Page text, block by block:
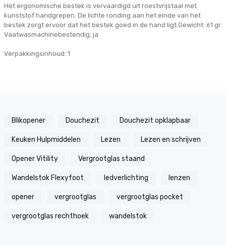
Het ergonomische bestek is vervaardigd uit roestvrijstaal met
kunststof handgrepen. De lichte ronding aan het einde van het
bestek zorgt ervoor dat het bestek goed in de hand ligt.Gewicht: 61 gr
Vaatwasmachinebestendig: ja
Verpakkingsinhoud: 1
Blikopener Douchezit Douchezit opklapbaar
Keuken Hulpmiddelen Lezen Lezen en schrijven
Opener Vitility Vergrootglas staand
Wandelstok Flexyfoot ledverlichting lenzen
opener vergrootglas vergrootglas pocket
vergrootglas rechthoek wandelstok